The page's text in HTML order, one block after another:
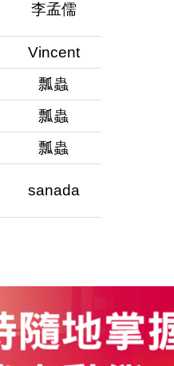
李孟儒
Vincent
瓢蟲
瓢蟲
瓢蟲
sanada